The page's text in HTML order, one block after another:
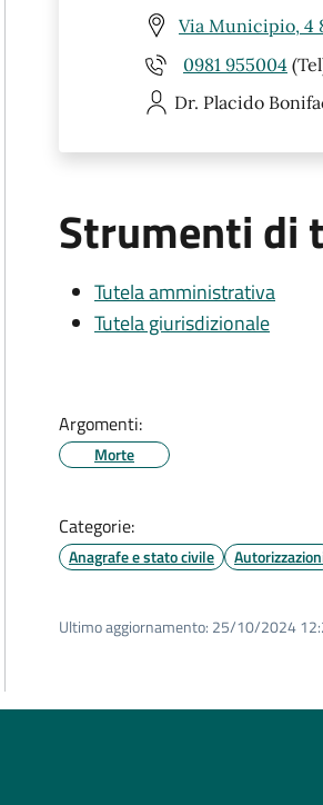
Via Municipio, 4
0981 955004
Dr. Placido
Strumenti di
Tutela amministrativa
Tutela giurisdizionale
Argomenti:
Morte
Categorie:
Anagrafe e stato civile
Ultimo aggiornamento: 25/10/2024